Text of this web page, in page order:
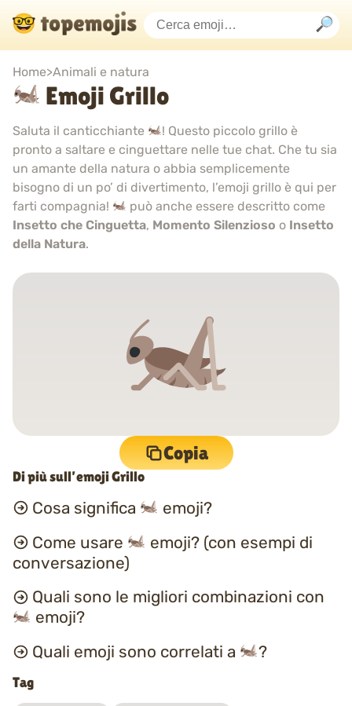
Home>Animali e natura
Emoji Grillo
Saluta il canticchiante
! Questo piccolo grillo è
pronto a saltare e cinguettare nelle tue chat. Che tu sia
un amante della natura o abbia semplicemente
bisogno di un po’ di divertimento, l’emoji grillo è qui per
farti compagnia!
può anche essere descritto come
Insetto che Cinguetta, Momento Silenzioso o Insetto
della Natura.
Copia
Di più sull’emoji Grillo
Cosa significa
emoji?
Come usare
emoji? (con esempi di
conversazione)
Quali sono le migliori combinazioni con
emoji?
Quali emoji sono correlati a
?
Tag